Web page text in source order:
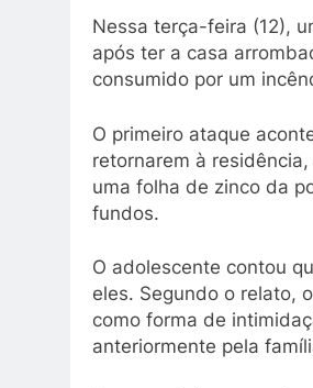
Nessa terça-feira (12),
após ter a casa
consumido por um
O primeiro ataque
retornarem à
uma folha de zinco da
fundos.
O adolescente contou
eles. Segundo o relato,
como forma de
anteriormente pela